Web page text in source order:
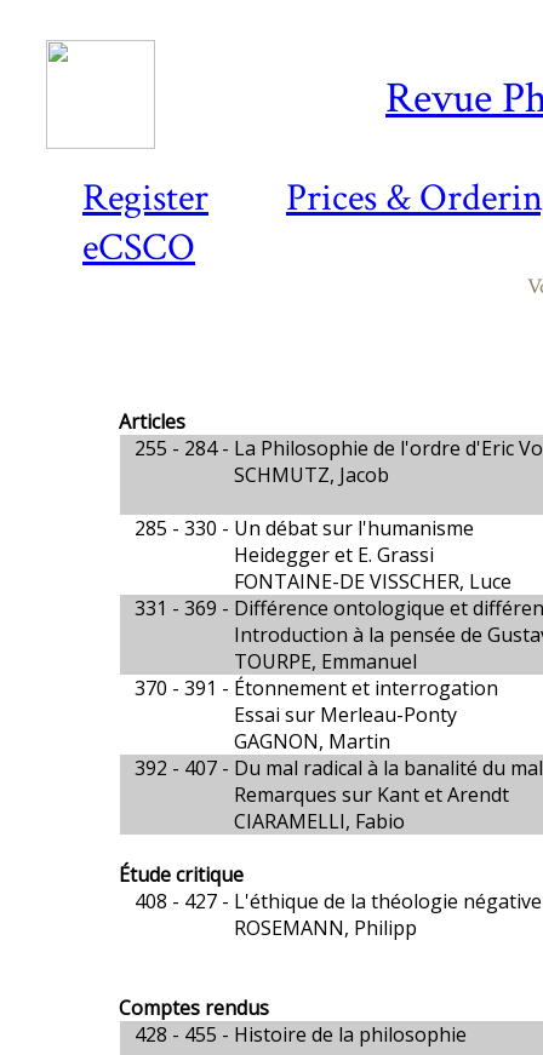
Register
Prices &
eCSCO
Revue
Articles
255 - 284 - La Philosophie de l'ordre d'Eric
SCHMUTZ, Jacob
285 - 330 - Un débat sur l'humanisme
Heidegger et E. Grassi
FONTAINE-DE VISSCHER, Luce
331 - 369 - Différence ontologique et
Introduction à la pensée de
TOURPE, Emmanuel
370 - 391 - Étonnement et interrogation
Essai sur Merleau-Ponty
GAGNON, Martin
392 - 407 - Du mal radical à la banalité du mal
Remarques sur Kant et Arendt
CIARAMELLI, Fabio
Étude critique
408 - 427 - L'éthique de la théologie négative
ROSEMANN, Philipp
Comptes rendus
428 - 455 - Histoire de la philosophie